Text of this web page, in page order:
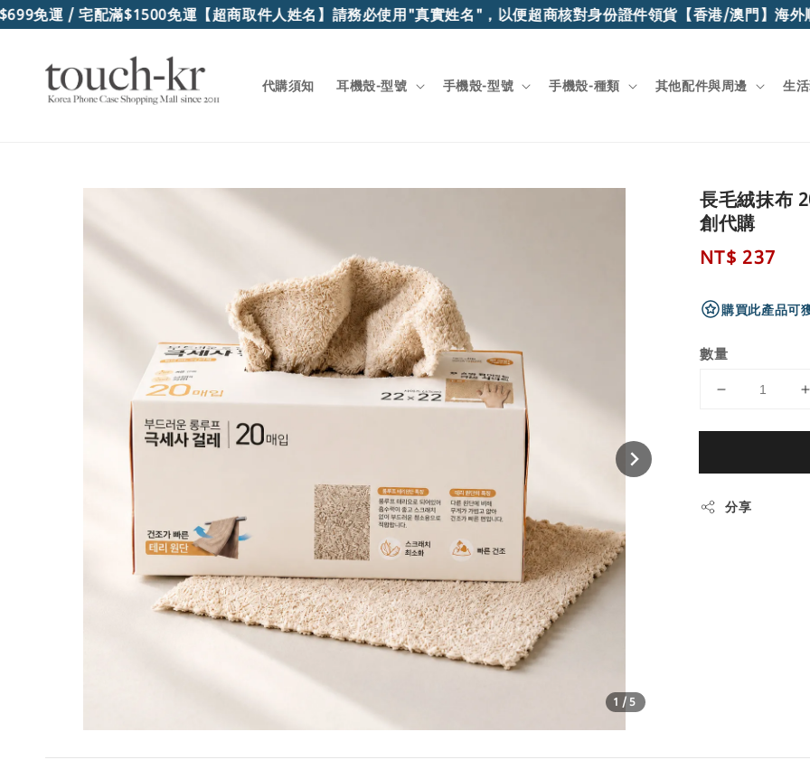
免運 / 宅配滿$1500免運【超商取件人姓名】請務必使用"真實姓名"，以便超商核對身份證件領貨【香港/澳門】海外
代購須知 耳機殼-型號 手機殼-型號 手機殼-種類 其他配件與周邊 生
1 /5
長毛絨抹布
創代購
Regular
NT$ 237
購買此產品可
數量
分享